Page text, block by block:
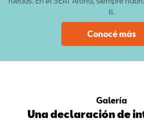
ti.
Conocé más
Galería
Una declaración de